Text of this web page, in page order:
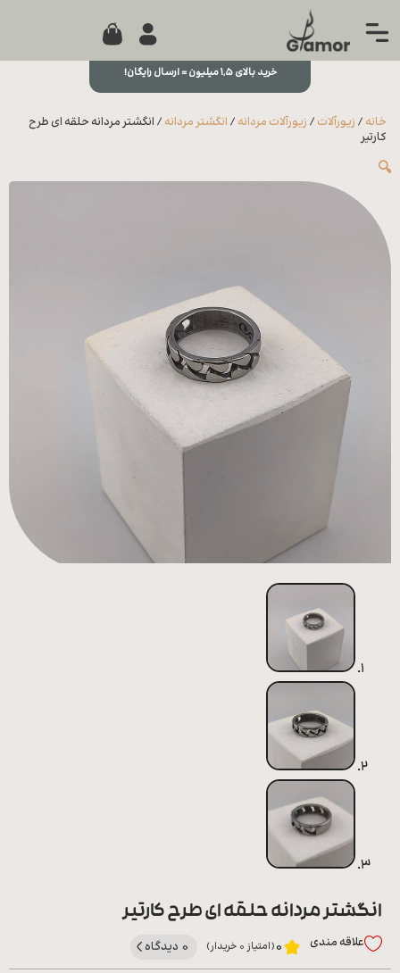
جستجو...
مجله
سوالات
متداول
محصولات
0
خرید بالای ۱,۵ میلیون = ارسال رایگان!
خانه / زیورآلات / زیورآلات مردانه / انگشتر مردانه / انگشتر مردانه حلقه ای طرح
کارتیر
🔍
انگشتر مردانه حلقه ای طرح کارتیر
علاقه‌ مندی 0(امتیاز 0 خریدار) 0 دیدگاه